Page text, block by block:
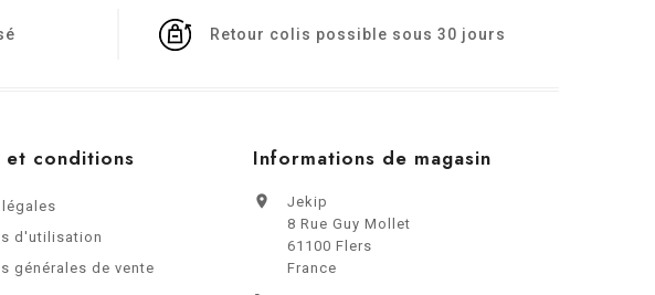
Retour colis possible sous 30 jours
et conditions
d'utilisation
générales de vente
Informations de magasin

Jekip
8 Rue Guy Mollet
61100 Flers
France